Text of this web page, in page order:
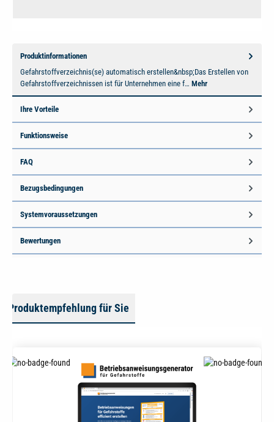
Produktinformationen
Gefahrstoffverzeichnis(se) automatisch erstellen&nbsp;Das Erstellen von
Gefahrstoffverzeichnissen ist für Unternehmen eine f… Mehr
Ihre Vorteile
Funktionsweise
FAQ
Bezugsbedingungen
Systemvoraussetzungen
Bewertungen
Produktempfehlung für Sie